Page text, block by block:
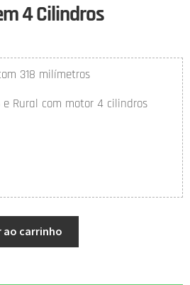
4 Cilindros
318 milímetros
e Rural com motor 4 cilindros
ao carrinho